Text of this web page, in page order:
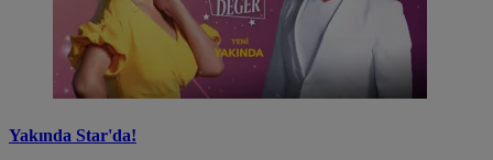
Yakında Star'da!